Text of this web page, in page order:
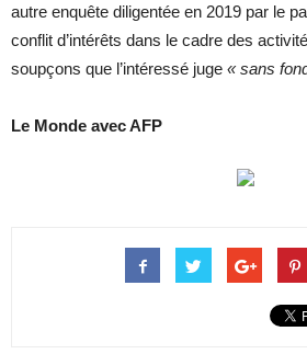
autre enquête diligentée en 2019 par le
conflit d’intérêts dans le cadre des
soupçons que l’intéressé juge « sans
Le Monde avec AFP